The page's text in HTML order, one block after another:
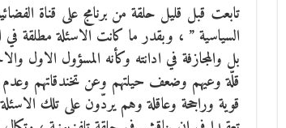
تابعت قبل قليل حلقة من برنامج على قناة
السياسية ” ، وبقدر ما كانت الاسئلة مطلقة
بل والمجازفة في ادانته وكأنه المسؤول الاول
قلّة وعيهم وضعف حيلتهم وعن تخندقاتهم
قوية وراجحة وعاقلة وهم يردّون على تلك